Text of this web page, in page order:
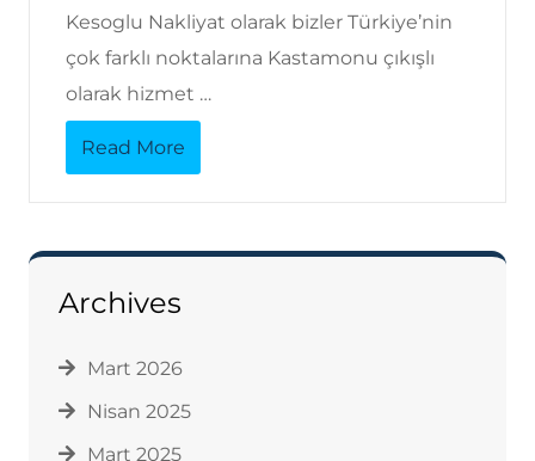
Kesoglu Nakliyat olarak bizler Türkiye’nin
çok farklı noktalarına Kastamonu çıkışlı
olarak hizmet …
Read More
Archives
Mart 2026
Nisan 2025
Mart 2025